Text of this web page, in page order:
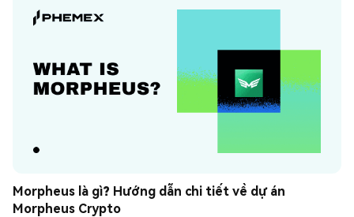
Morpheus là gì? Hướng dẫn chi tiết về dự án
Morpheus Crypto